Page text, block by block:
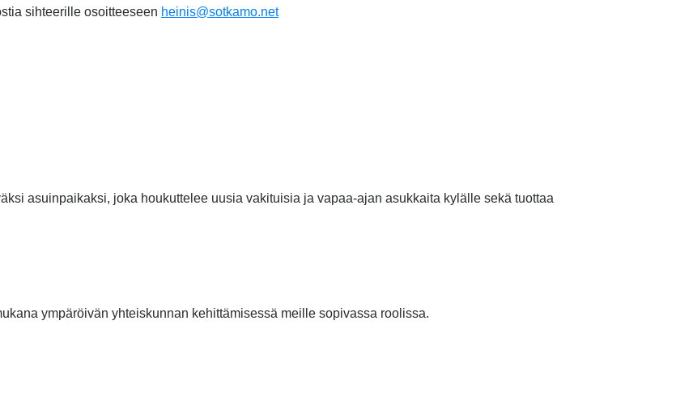
sihteerille osoitteeseen heinis@sotkamo.net
asuinpaikaksi, joka houkuttelee uusia vakituisia ja vapaa-ajan asukkaita kylälle sekä tuottaa
ympäröivän yhteiskunnan kehittämisessä meille sopivassa roolissa.